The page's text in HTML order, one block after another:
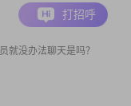
就没办法聊天是吗？
打招呼